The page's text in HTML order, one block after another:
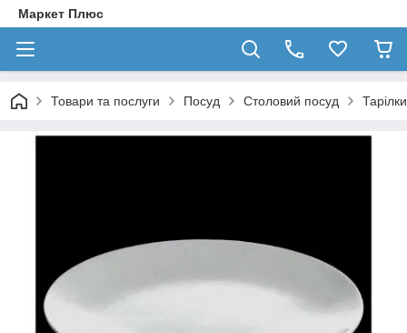
Маркет Плюс
Товари та послуги Посуд Столовий посуд